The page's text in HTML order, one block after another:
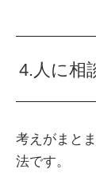
4.人に相
考えがまと
法です。